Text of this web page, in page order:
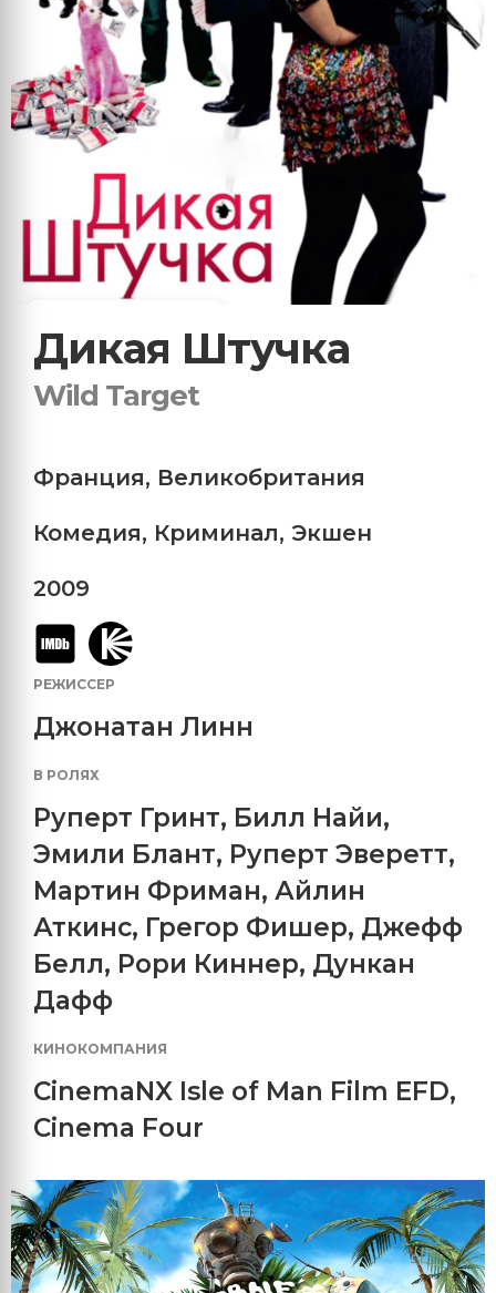
Дикая Штучка
Wild Target
Франция, Великобритания
Комедия, Криминал, Экшен
2009
РЕЖИССЕР
Джонатан Линн
В РОЛЯХ
Руперт Гринт, Билл Найи,
Эмили Блант, Руперт Эверетт,
Мартин Фриман, Айлин
Аткинс, Грегор Фишер, Джефф
Белл, Рори Киннер, Дункан
Дафф
КИНОКОМПАНИЯ
CinemaNX Isle of Man Film EFD,
Cinema Four